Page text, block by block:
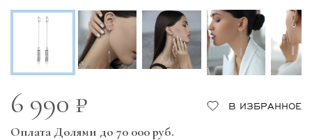
6 990 ₽ В ИЗБРАННОЕ
Оплата Долями до 70 000 руб.